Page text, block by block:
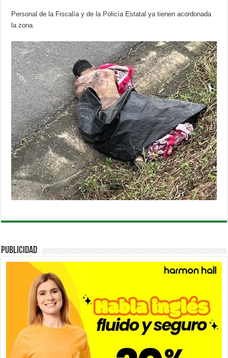
Personal de la Fiscalía y de la Policía Estatal ya tienen acordonada
la zona.
PUBLICIDAD